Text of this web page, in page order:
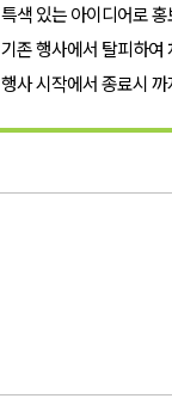
특색 있는 아이디어로
기존 행사에서 탈피하여
행사 시작에서 종료시